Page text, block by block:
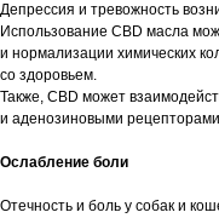
Депрессия и тревожность
Использование CBD масла
и нормализации химических
со здоровьем.
Также, CBD может
и аденозиновыми рецепторами
Ослабление боли
Отечность и боль у собак и